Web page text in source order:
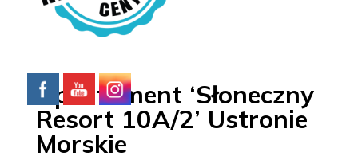
Apartament ‘Słoneczny
Resort 10A/2’ Ustronie
Morskie